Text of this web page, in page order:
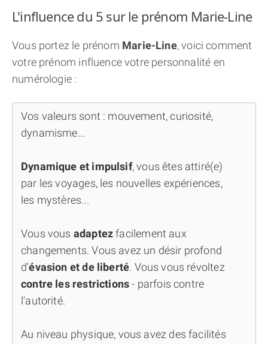
L'influence du 5 sur le prénom Marie-Line
Vous portez le prénom Marie-Line, voici comment
votre prénom influence votre personnalité en
numérologie :
Vos valeurs sont : mouvement, curiosité,
dynamisme...
Dynamique et impulsif, vous êtes attiré(e)
par les voyages, les nouvelles expériences,
les mystères...
Vous vous adaptezfacilement aux
changements. Vous avez un désir profond
d'évasion et de liberté. Vous vous révoltez
contre les restrictions- parfois contre
l'autorité.
Au niveau physique, vous avez des facilités